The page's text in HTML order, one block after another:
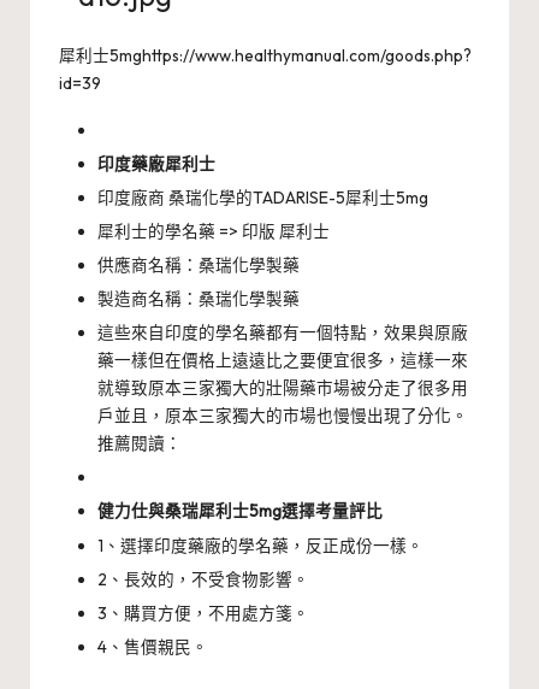
犀利士5mghttps://www.healthymanual.com/goods.php?
id=39
印度藥廠犀利士
印度廠商 桑瑞化學的TADARISE-5犀利士5mg
犀利士的學名藥 => 印版 犀利士
供應商名稱：桑瑞化學製藥
製造商名稱：桑瑞化學製藥
這些來自印度的學名藥都有一個特點，效果與原廠
藥一樣但在價格上遠遠比之要便宜很多，這樣一來
就導致原本三家獨大的壯陽藥市場被分走了很多用
戶並且，原本三家獨大的市場也慢慢出現了分化。
推薦閱讀：
健力仕與桑瑞犀利士5mg選擇考量評比
1、選擇印度藥廠的學名藥，反正成份一樣。
2、長效的，不受食物影響。
3、購買方便，不用處方箋。
4、售價親民。